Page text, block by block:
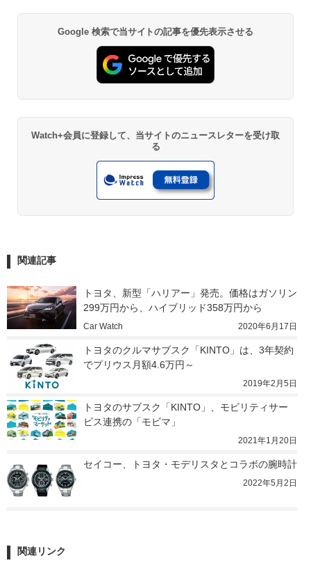
Google 検索で当サイトの記事を優先表示させる
Watch+会員に登録して、当サイトのニュースレターを受け取
る
関連記事
トヨタ、新型「ハリアー」発売。価格はガソリン
299万円から、ハイブリッド358万円から
Car Watch 2020年6月17日
トヨタのクルマサブスク「KINTO」は、3年契約
でプリウス月額4.6万円～
2019年2月5日
トヨタのサブスク「KINTO」、モビリティサー
ビス連携の「モビマ」
2021年1月20日
セイコー、トヨタ・モデリスタとコラボの腕時計
2022年5月2日
関連リンク